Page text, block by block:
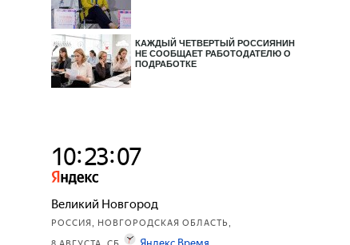
КАЖДЫЙ ЧЕТВЕРТЫЙ РОССИЯНИН
НЕ СООБЩАЕТ РАБОТОДАТЕЛЮ О
ПОДРАБОТКЕ